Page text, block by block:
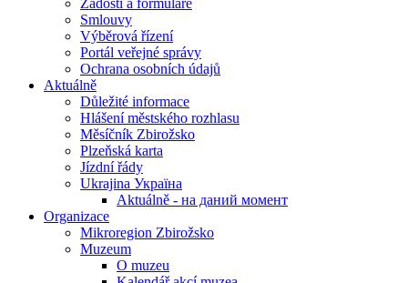
Žádosti a formuláře
Smlouvy
Výběrová řízení
Portál veřejné správy
Ochrana osobních údajů
Aktuálně
Důležité informace
Hlášení městského rozhlasu
Měsíčník Zbirožsko
Plzeňská karta
Jízdní řády
Ukrajina Україна
Aktuálně - на даний момент
Organizace
Mikroregion Zbirožsko
Muzeum
O muzeu